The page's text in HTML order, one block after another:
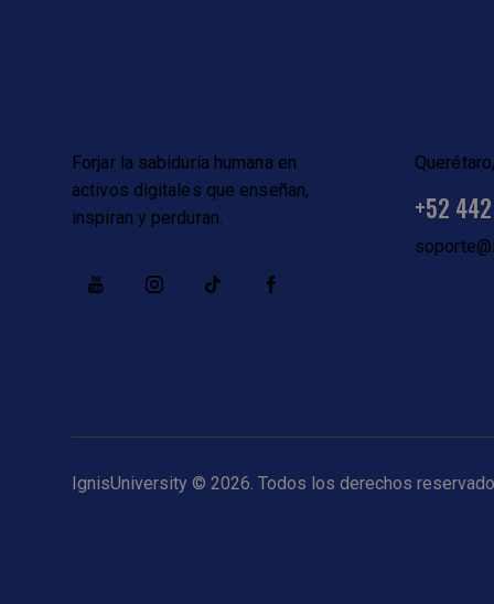
Forjar la sabiduría humana en
activos digitales que enseñan,
inspiran y perduran.
+52
IgnisUniversity © 2026. Todos los derechos